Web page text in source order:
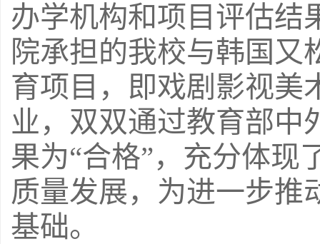
办学机构和项目评估结
院承担的我校与韩国又
育项目，即戏剧影视美
业，双双通过教育部中
果为“合格”，充分体现
质量发展，为进一步推
基础。